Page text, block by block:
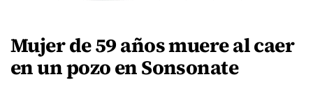
Mujer de 59 años muere al caer
en un pozo en Sonsonate